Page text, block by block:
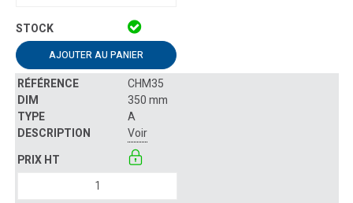
AJOUTER AU PANIER
CHM35
350 mm
A
Voir